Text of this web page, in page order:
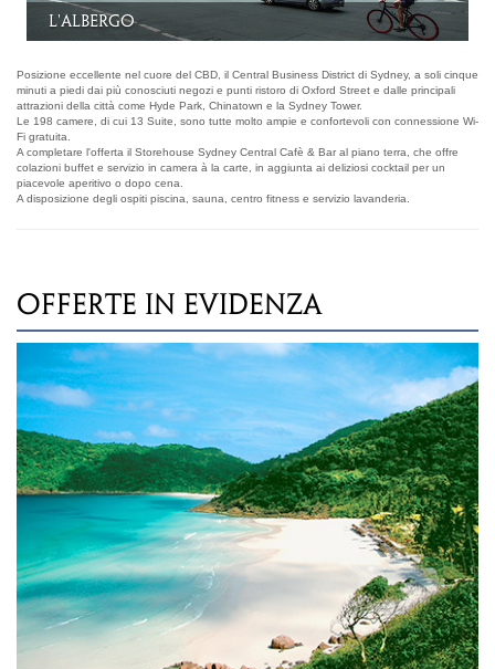
Storehouse Sydney Central Café & Bar
Posizione eccellente nel cuore del CBD, il Central Business District di Sydney, a soli cinque
minuti a piedi dai più conosciuti negozi e punti ristoro di Oxford Street e dalle principali
attrazioni della città come Hyde Park, Chinatown e la Sydney Tower.
Le 198 camere, di cui 13 Suite, sono tutte molto ampie e confortevoli con connessione Wi-
Fi gratuita.
A completare l'offerta il Storehouse Sydney Central Cafè & Bar al piano terra, che offre
colazioni buffet e servizio in camera à la carte, in aggiunta ai deliziosi cocktail per un
piacevole aperitivo o dopo cena.
A disposizione degli ospiti piscina, sauna, centro fitness e servizio lavanderia.
OFFERTE IN EVIDENZA